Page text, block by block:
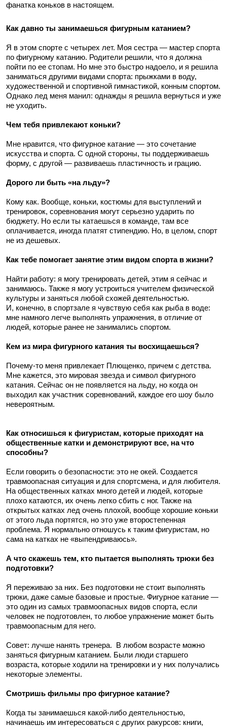
фанатка коньков в настоящем.
Как давно ты занимаешься фигурным катанием?
Я в этом спорте с четырех лет. Моя сестра — мастер спорта
по фигурному катанию. Родители решили, что я должна
пойти по ее стопам. Но мне это быстро надоело, и я решила
заниматься другими видами спорта: прыжками в воду,
художественной и спортивной гимнастикой, конным спортом.
Однако лед меня манил: однажды я решила вернуться и уже
не уходить.
Чем тебя привлекают коньки?
Мне нравится, что фигурное катание — это сочетание
искусства и спорта. С одной стороны, ты поддерживаешь
форму, с другой — развиваешь пластичность и грацию.
Дорого ли быть «на льду»?
Кому как. Вообще, коньки, костюмы для выступлений и
тренировок, соревнования могут серьезно ударить по
бюджету. Но если ты катаешься в команде, там все
оплачивается, иногда платят стипендию. Но, в целом, спорт
не из дешевых.
Как тебе помогает занятие этим видом спорта в жизни?
Найти работу: я могу тренировать детей, этим я сейчас и
занимаюсь. Также я могу устроиться учителем физической
культуры и заняться любой схожей деятельностью.
И, конечно, в спортзале я чувствую себя как рыба в воде:
мне намного легче выполнять упражнения, в отличие от
людей, которые ранее не занимались спортом.
Кем из мира фигурного катания ты восхищаешься?
Почему-то меня привлекает Плющенко, причем с детства.
Мне кажется, это мировая звезда и символ фигурного
катания. Сейчас он не появляется на льду, но когда он
выходил как участник соревнований, каждое его шоу было
невероятным.
Как относишься к фигуристам, которые приходят на
общественные катки и демонстрируют все, на что
способны?
Если говорить о безопасности: это не окей. Создается
травмоопасная ситуация и для спортсмена, и для любителя.
На общественных катках много детей и людей, которые
плохо катаются, их очень легко сбить с ног. Также на
открытых катках лед очень плохой, вообще хорошие коньки
от этого льда портятся, но это уже второстепенная
проблема. Я нормально отношусь к таким фигуристам, но
сама на катках не «выпендриваюсь».
А что скажешь тем, кто пытается выполнять трюки без
подготовки?
Я переживаю за них. Без подготовки не стоит выполнять
трюки, даже самые базовые и простые. Фигурное катание —
это один из самых травмоопасных видов спорта, если
человек не подготовлен, то любое упражнение может быть
травмоопасным для него.
Совет: лучше нанять тренера. В любом возрасте можно
заняться фигурным катанием. Были люди старшего
возраста, которые ходили на тренировки и у них получались
некоторые элементы.
Смотришь фильмы про фигурное катание?
Когда ты занимаешься какой-либо деятельностью,
начинаешь им интересоваться с других ракурсов: книги,